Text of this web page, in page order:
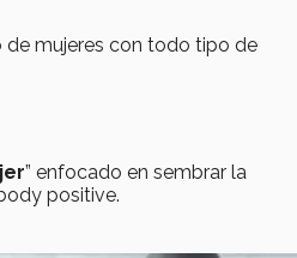
mujeres con todo tipo de
” enfocado en sembrar la
positive.